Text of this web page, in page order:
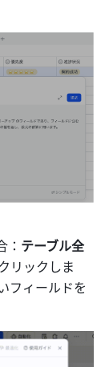
テーブル全
リックしま
フィールドを